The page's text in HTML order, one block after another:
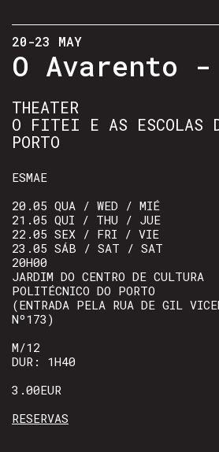
20-23 MAY
O Avarento -
THEATER
O FITEI E AS ESCOLAS
PORTO
ESMAE
20.05 QUA / WED / MIÉ
21.05 QUI / THU / JUE
22.05 SEX / FRI / VIE
23.05 SÁB / SAT / SAT
20H00
JARDIM DO CENTRO DE CULTURA
POLITÉCNICO DO PORTO
(ENTRADA PELA RUA DE GIL
Nº173)
M/12
DUR: 1H40
3.00EUR
RESERVAS